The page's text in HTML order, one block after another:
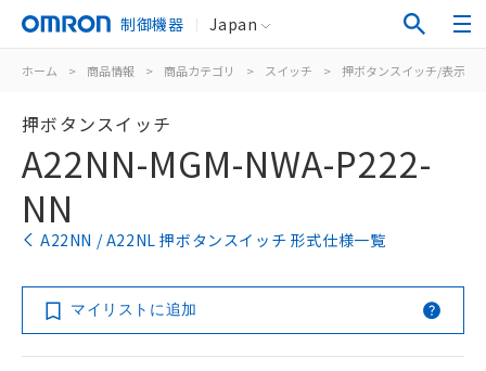
制御機器 Japan
ホーム > 商品情報 > 商品カテゴリ > スイッチ > 押ボタンスイッチ/表示灯
押ボタンスイッチ
A22NN-MGM-NWA-P222-
NN
A22NN / A22NL 押ボタンスイッチ 形式仕様一覧
マイリストに追加